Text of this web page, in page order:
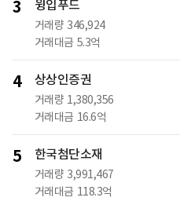
3 윙입푸드
거래량 346,924
거래대금 5.3억
4 상상인증권
거래량 1,380,356
거래대금 16.6억
5 한국첨단소재
거래량 3,991,467
거래대금 118.3억